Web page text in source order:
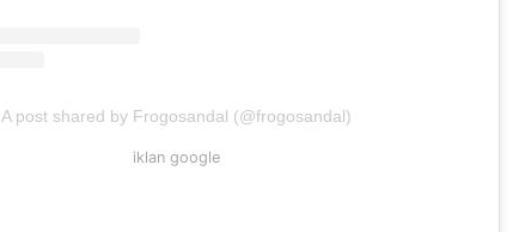
A post shared by Frogosandal (@frogosandal)
iklan google